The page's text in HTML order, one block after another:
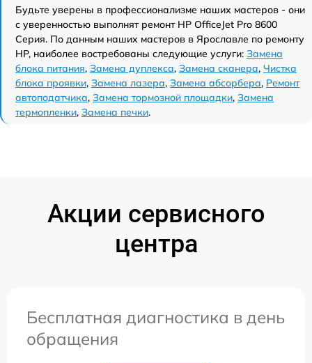
Будьте уверены в профессионализме наших мастеров - они
с уверенностью выполнят ремонт HP OfficeJet Pro 8600
Серия. По данным наших мастеров в Ярославле по ремонту
HP, наиболее востребованы следующие услуги: Замена
блока питания, Замена дуплекса, Замена сканера, Чистка
блока проявки, Замена лазера, Замена абсорбера, Ремонт
автоподатчика, Замена тормозной площадки, Замена
термопленки, Замена печки.
Акции сервисного
центра
Бесплатная диагностика в день
обращения